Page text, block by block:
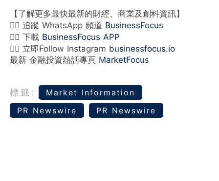
【了解更多最快最新的財經、商業及創科資訊】
👉🏻 追蹤 WhatsApp 頻道 BusinessFocus
👉🏻 下載 BusinessFocus APP
👉🏻 立即Follow Instagram businessfocus.io
最新 金融投資熱話專頁 MarketFocus
標籤:
Market Information
PR Newswire
PR Newswire